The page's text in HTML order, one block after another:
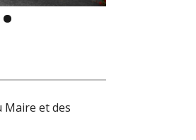
Maire et des